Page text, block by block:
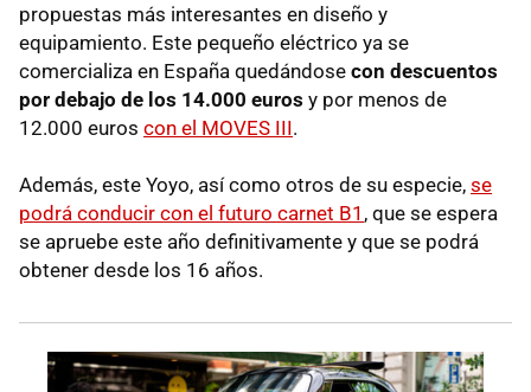
propuestas más interesantes en diseño y
equipamiento. Este pequeño eléctrico ya se
comercializa en España quedándose con descuentos
por debajo de los 14.000 euros y por menos de
12.000 euros con el MOVES III.
Además, este Yoyo, así como otros de su especie, se
podrá conducir con el futuro carnet B1 , que se espera
se apruebe este año definitivamente y que se podrá
obtener desde los 16 años.